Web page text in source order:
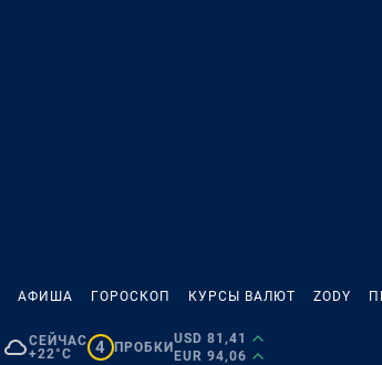
АФИША ГОРОСКОП КУРСЫ ВАЛЮТ ZODY
СЕЙЧАС
+22°C
4 ПРОБКИ
USD 81,41
EUR 94,06